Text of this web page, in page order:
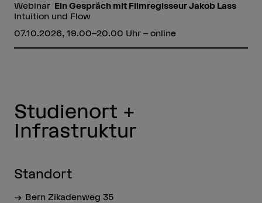
Webinar Ein Gespräch mit Filmregisseur Jakob Lass
Intuition und Flow
07.10.2026, 19.00–20.00 Uhr – online
Studienort +
Infrastruktur
Standort
Bern Zikadenweg 35